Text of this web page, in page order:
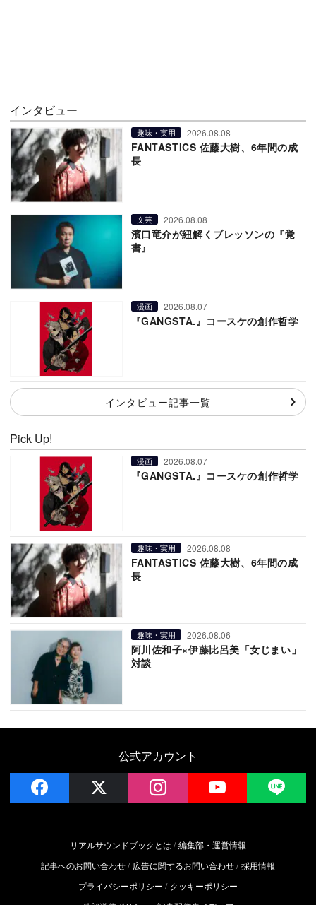
インタビュー
趣味・実用 2026.08.08
FANTASTICS 佐藤大樹、6年間の成
長
文芸 2026.08.08
濱口竜介が紐解くブレッソンの『覚
書』
漫画 2026.08.07
『GANGSTA.』コースケの創作哲学
インタビュー記事一覧
Pick Up!
漫画 2026.08.07
『GANGSTA.』コースケの創作哲学
趣味・実用 2026.08.08
FANTASTICS 佐藤大樹、6年間の成
長
趣味・実用 2026.08.06
阿川佐和子×伊藤比呂美「女じまい」
対談
公式アカウント
facebook instagram YouTube
リアルサウンドブックとは
編集部・運営情報
記事へのお問い合わせ
広告に関するお問い合わせ 採用情報
プライバシーポリシー
クッキーポリシー